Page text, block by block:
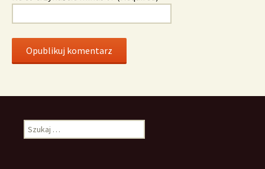
Szukaj: